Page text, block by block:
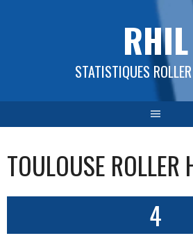
RHIL
STATISTIQUES
TOULOUSE
4